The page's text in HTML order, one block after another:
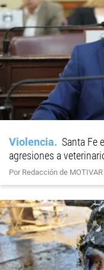
Violencia
Santa Fe
agresiones a
Por Redacción de MOTIVAR